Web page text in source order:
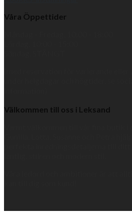
Våra Öppettider
Välkommen till oss i Leksand